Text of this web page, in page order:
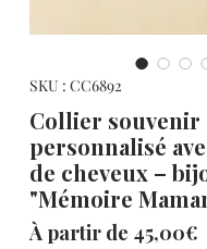
SKU : CC6892
Collier souvenir
personnalisé
de cheveux –
"Mémoire
À partir de 45,00€